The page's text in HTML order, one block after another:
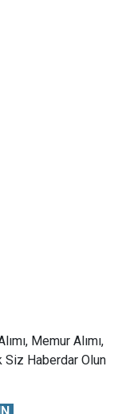
Memur Alımı,
Siz Haberdar Olun